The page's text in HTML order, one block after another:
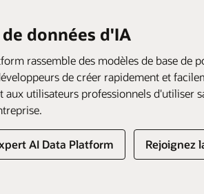
données d'IA
rassemble des modèles de base de
de créer rapidement et
aux utilisateurs professionnels d'utiliser
AI Data Platform Rejoignez